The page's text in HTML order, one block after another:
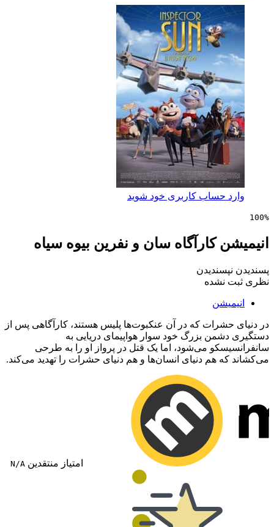
حساب کاربری خود شوید
کارآگاه سان و نفرین بیوه سیاه
نشده
که در آن عنکبوت‌ها پلیس هستند، کارآگاهی پس از
بزرگ خود سوار هواپیمای دریایی به
می‌شود، اما یک قتل در پرواز او را به طرحی
هم دنیای انسان‌ها و هم دنیای حشرات را تهدید می‌کند.
امتیاز منتقدین N/A